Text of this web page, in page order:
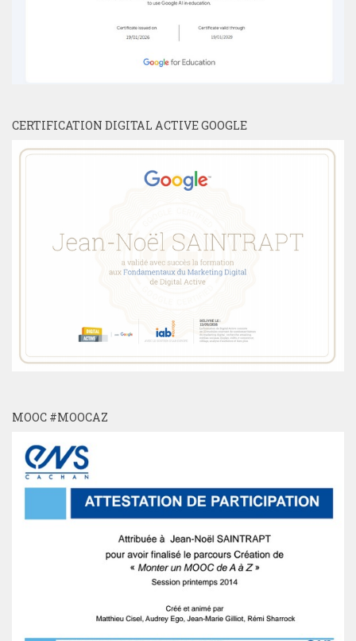
CERTIFICATION DIGITAL ACTIVE GOOGLE
MOOC #MOOCAZ